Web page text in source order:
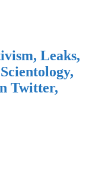
Leaks,
Twitter,